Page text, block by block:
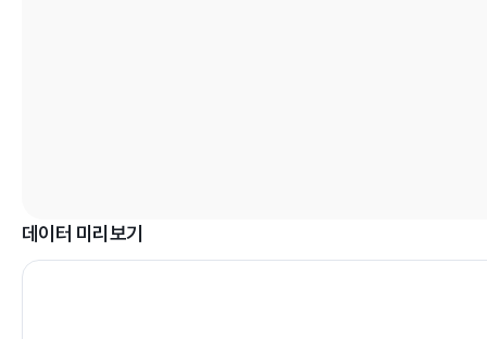
데이터 미리보기